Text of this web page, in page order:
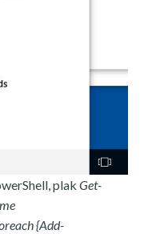
plak Get-
{Add-